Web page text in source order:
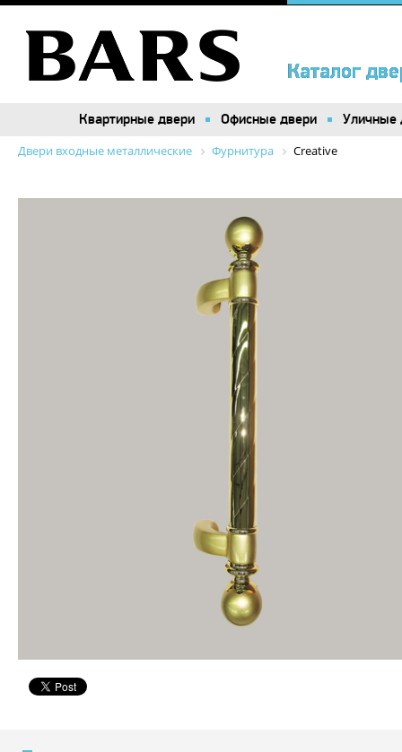
Каталог
Каталог
Квартирные двери Офисные двери Уличные
Квартирные двери Офисные двери Уличные
Двери входные металлические Фурнитура Creative